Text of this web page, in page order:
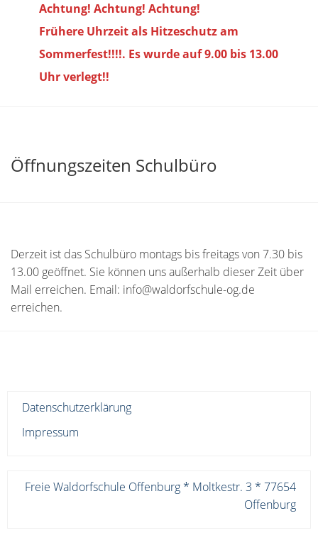
Achtung! Achtung! Achtung!
Frühere Uhrzeit als Hitzeschutz am
Sommerfest!!!!. Es wurde auf 9.00 bis 13.00
Uhr verlegt!!
Öffnungszeiten Schulbüro
Derzeit ist das Schulbüro montags bis freitags von 7.30 bis
13.00 geöffnet. Sie können uns außerhalb dieser Zeit über
Mail erreichen. Email: info@waldorfschule-og.de
erreichen.
Datenschutzerklärung
Impressum
Freie Waldorfschule Offenburg * Moltkestr. 3 * 77654
Offenburg